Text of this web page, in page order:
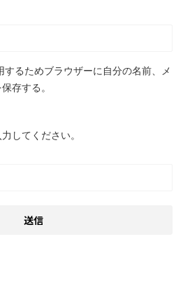
するためブラウザーに自分の名前、メ
存する。
してください。